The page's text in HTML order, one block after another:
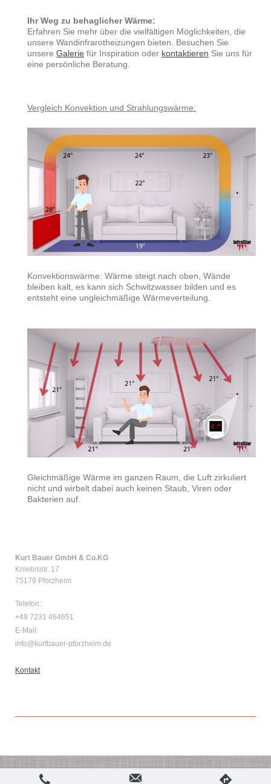
Ihr Weg zu behaglicher Wärme:
Erfahren Sie mehr über die vielfältigen Möglichkeiten, die
unsere Wandinfrarotheizungen bieten. Besuchen Sie
unsere Galerie für Inspiration oder kontaktieren Sie uns für
eine persönliche Beratung.
Vergleich Konvektion und Strahlungswärme:
Konvektionswärme: Wärme steigt nach oben, Wände
bleiben kalt, es kann sich Schwitzwasser bilden und es
entsteht eine ungleichmäßige Wärmeverteilung.
Gleichmäßige Wärme im ganzen Raum, die Luft zirkuliert
nicht und wirbelt dabei auch keinen Staub, Viren oder
Bakterien auf.
Kurt Bauer GmbH & Co.KG
Kniebisstr. 17
75179 Pforzheim
Telefon:
+49 7231 464651
E-Mail:
info@kurtbauer-pforzheim.de
Kontakt
Druckversion
Webansicht